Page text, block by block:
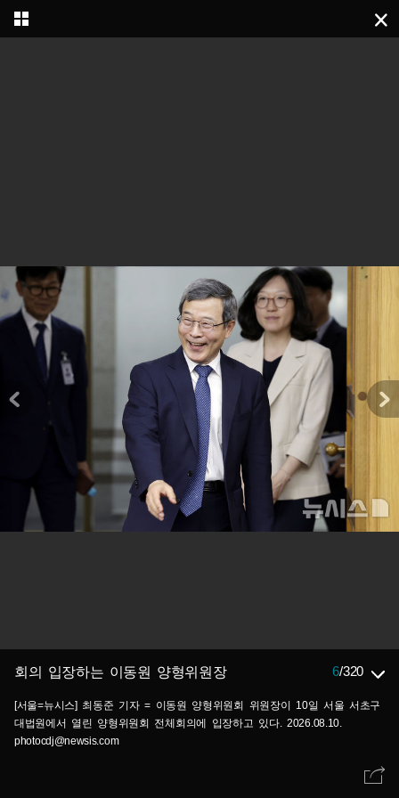
회의 입장하는 이동원 양형위원장 6/320
[서울=뉴시스] 최동준 기자 = 이동원 양형위원회 위원장이 10일 서울 서초구
대법원에서 열린 양형위원회 전체회의에 입장하고 있다. 2026.08.10.
photocdj@newsis.com